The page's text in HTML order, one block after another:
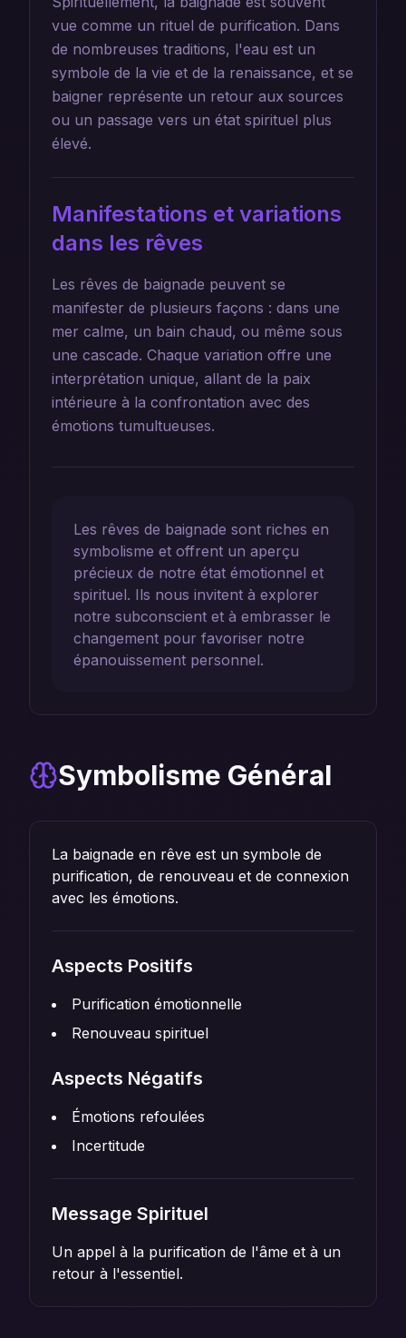
vue comme un rituel de purification. Dans
de nombreuses traditions, l'eau est un
symbole de la vie et de la renaissance, et se
baigner représente un retour aux sources
ou un passage vers un état spirituel plus
élevé.
Manifestations et variations
dans les rêves
Les rêves de baignade peuvent se
manifester de plusieurs façons : dans une
mer calme, un bain chaud, ou même sous
une cascade. Chaque variation offre une
interprétation unique, allant de la paix
intérieure à la confrontation avec des
émotions tumultueuses.
Les rêves de baignade sont riches en
symbolisme et offrent un aperçu
précieux de notre état émotionnel et
spirituel. Ils nous invitent à explorer
notre subconscient et à embrasser le
changement pour favoriser notre
épanouissement personnel.
Symbolisme Général
La baignade en rêve est un symbole de
purification, de renouveau et de connexion
avec les émotions.
Aspects Positifs
Purification émotionnelle
Renouveau spirituel
Aspects Négatifs
Émotions refoulées
Incertitude
Message Spirituel
Un appel à la purification de l'âme et à un
retour à l'essentiel.